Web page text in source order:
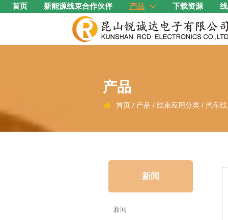
首页 新能源线束合作伙伴 产品  下载资源
产品
 首页 / 产品 /线束应用分类 /汽车
新闻
新闻